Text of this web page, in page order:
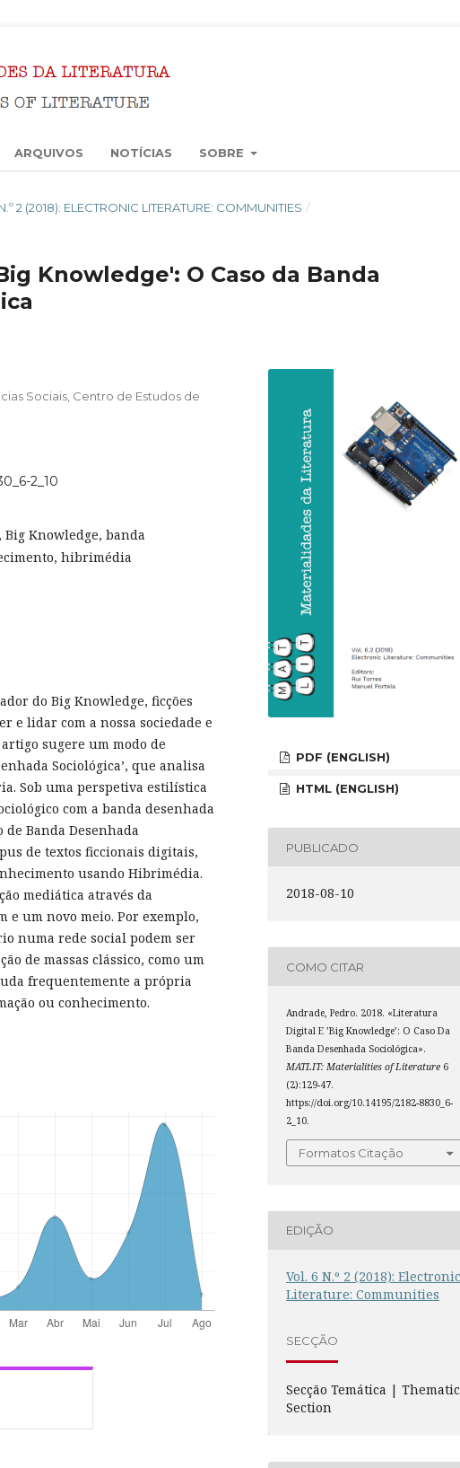
ARQUIVOS NOTÍCIAS SOBRE
2 (2018): ELECTRONIC LITERATURE: COMMUNITIES /
Knowledge': O Caso da Banda
Sociais, Centro de Estudos de
2_10
Knowledge, banda
hibrimédia
do Big Knowledge, ficções
e lidar com a nossa sociedade e
sugere um modo de
Sociológica’, que analisa
Sob uma perspetiva estilística
com a banda desenhada
de Banda Desenhada
de textos ficcionais digitais,
usando Hibrimédia.
mediática através da
e um novo meio. Por exemplo,
numa rede social podem ser
de massas clássico, como um
frequentemente a própria
ou conhecimento.
PDF (ENGLISH)
HTML (ENGLISH)
PUBLICADO
2018-08-10
COMO CITAR
Andrade, Pedro. 2018. «Literatura
Digital E ’Big Knowledge’: O Caso Da
Banda Desenhada Sociológica».
MATLIT: Materialities of Literature 6
(2):129-47.
https://doi.org/10.14195/2182-8830_6-
2_10.
Formatos Citação
EDIÇÃO
Vol. 6 N.º 2 (2018): Electronic
Literature: Communities
SECÇÃO
Secção Temática | Thematic
Section